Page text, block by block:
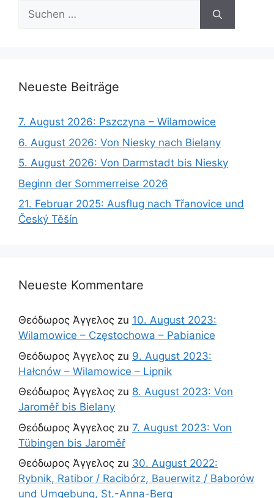
Suchen
nach:
Neueste Beiträge
7. August 2026: Pszczyna – Wilamowice
6. August 2026: Von Niesky nach Bielany
5. August 2026: Von Darmstadt bis Niesky
Beginn der Sommerreise 2026
21. Februar 2025: Ausflug nach Třanovice und
Český Těšín
Neueste Kommentare
Θεόδωρος Άγγελος zu 10. August 2023:
Wilamowice – Częstochowa – Pabianice
Θεόδωρος Άγγελος zu 9. August 2023:
Hałcnów – Wilamowice – Lipnik
Θεόδωρος Άγγελος zu 8. August 2023: Von
Jaroměř bis Bielany
Θεόδωρος Άγγελος zu 7. August 2023: Von
Tübingen bis Jaroměř
Θεόδωρος Άγγελος zu 30. August 2022:
Rybnik, Ratibor / Racibórz, Bauerwitz / Baborów
und Umgebung, St.-Anna-Berg